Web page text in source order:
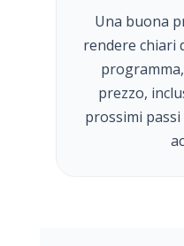
Una buona
rendere chiari
prezzo,
prossimi